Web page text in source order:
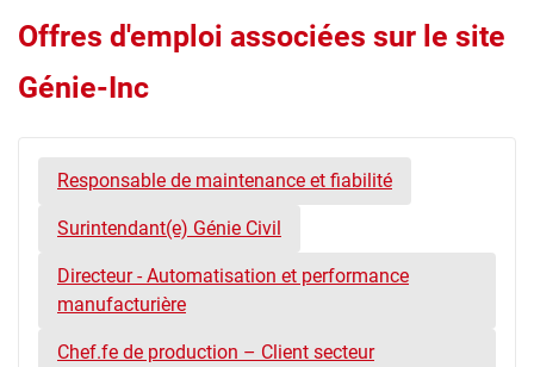
Offres d'emploi associées sur le site
Génie-Inc
Responsable de maintenance et fiabilité
Surintendant(e) Génie Civil
Directeur - Automatisation et performance
manufacturière
Chef.fe de production – Client secteur